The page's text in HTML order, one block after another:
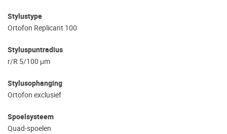
Stylustype
Ortofon Replicant 100
Styluspuntradius
r/R 5/100 μm
Stylusophanging
Ortofon exclusief
Spoelsysteem
Quad-spoelen